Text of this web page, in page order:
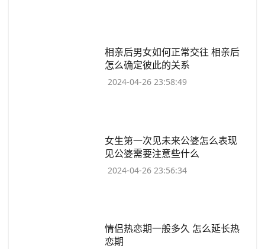
​相亲后男女如何正常交往 相亲后
怎么确定彼此的关系
2024-04-26 23:58:49
​女生第一次见未来公婆怎么表现
见公婆需要注意些什么
2024-04-26 23:56:34
​情侣热恋期一般多久 怎么延长热
恋期